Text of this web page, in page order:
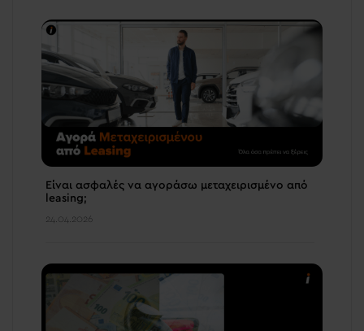
Είναι ασφαλές να αγοράσω μεταχειρισμένο από
leasing;
24.04.2026